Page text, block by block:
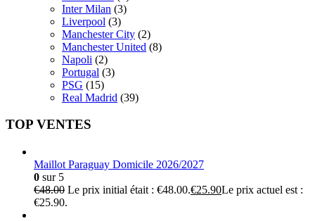
Inter Milan (3)
Liverpool (3)
Manchester City (2)
Manchester United (8)
Napoli (2)
Portugal (3)
PSG (15)
Real Madrid (39)
TOP VENTES
Maillot Paraguay Domicile 2026/2027
0 sur 5
€48.00 Le prix initial était : €48.00.€25.90Le prix actuel est :
€25.90.